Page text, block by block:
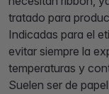
tratado para
Indicadas para el
evitar siempre la
temperaturas y
Suelen ser de